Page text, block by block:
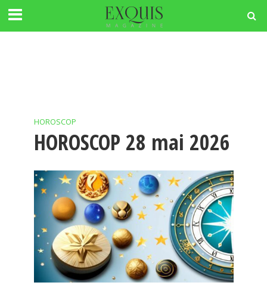
HOROSCOP
HOROSCOP 28 mai 2026